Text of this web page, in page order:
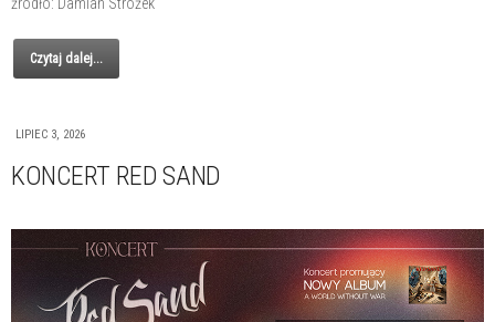
Czytaj dalej...
LIPIEC 3, 2026
KONCERT RED SAND